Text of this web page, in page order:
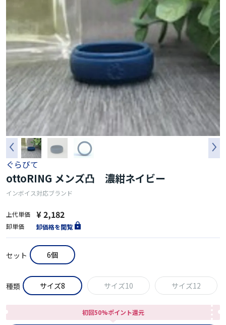
ぐらびて
ottoRING メンズ凸 濃紺ネイビー
インボイス対応ブランド
上代単価 ¥ 2,182
卸単価 卸価格を閲覧
セット 6個
種類 サイズ8 サイズ10 サイズ12
初回50%ポイント還元